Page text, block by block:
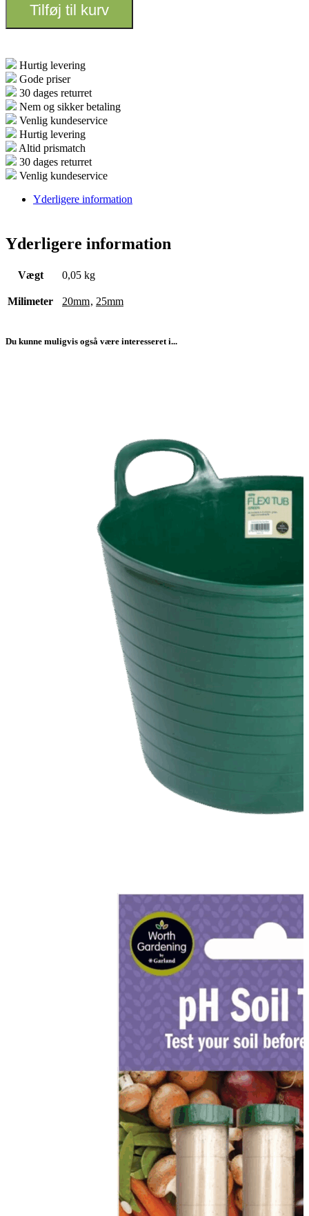
Tilføj til kurv
Hurtig levering
Gode priser
30 dages returret
Nem og sikker betaling
Venlig kundeservice
Hurtig levering
Altid prismatch
30 dages returret
Venlig kundeservice
Yderligere information
Yderligere information
Vægt 0,05 kg
Milimeter 20mm, 25mm
Du kunne muligvis også være interesseret i...